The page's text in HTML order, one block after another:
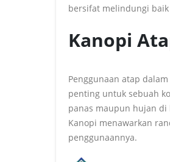
bersifat melindungi
Kanopi
Penggunaan atap
penting untuk sebuah
panas maupun hujan di
Kanopi menawarkan
penggunaannya.